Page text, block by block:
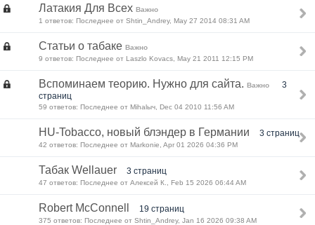
Латакия Для Всех Важно
1 ответов: Последнее от Shtin_Andrey, May 27 2014 08:31 AM
Статьи о табаке Важно
9 ответов: Последнее от Laszlo Kovacs, May 21 2011 12:15 PM
Вспоминаем теорию. Нужно для сайта. Важно
3
страниц
59 ответов: Последнее от Mihalыч, Dec 04 2010 11:56 AM
HU-Tobacco, новый блэндер в Германии 3 страниц
42 ответов: Последнее от Markonie, Apr 01 2026 04:36 PM
Табак Wellauer 3 страниц
47 ответов: Последнее от Алексей К., Feb 15 2026 06:44 AM
Robert McConnell 19 страниц
375 ответов: Последнее от Shtin_Andrey, Jan 16 2026 09:38 AM